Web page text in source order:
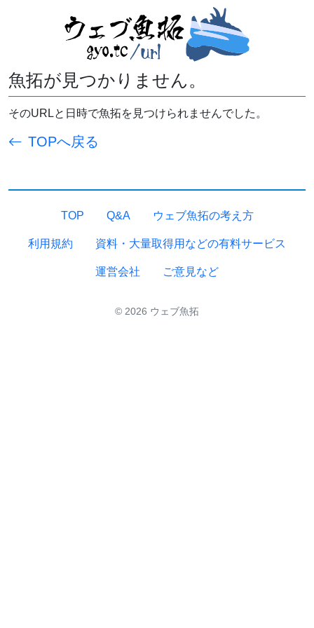
魚拓が見つかりません。
そのURLと日時で魚拓を見つけられませんでした。
TOPへ戻る
TOP Q&A ウェブ魚拓の考え方
利用規約 資料・大量取得用などの有料サービス
運営会社 ご意見など
© 2026 ウェブ魚拓